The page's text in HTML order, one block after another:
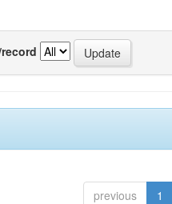
previous 1